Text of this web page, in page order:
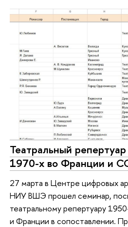
Театральный
1970-х во Франции и
27 марта в Центре цифровых
НИУ ВШЭ прошел семинар,
театральному репертуару
и Франции в сопоставлении.